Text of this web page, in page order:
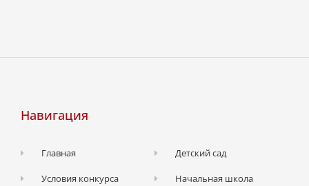
Навигация
Главная
Условия конкурса
Детский сад
Начальная школа